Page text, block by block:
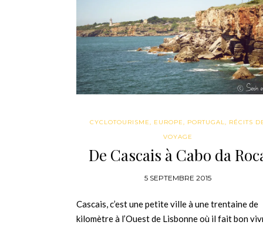
CYCLOTOURISME, EUROPE, PORTUGAL, RÉCITS
VOYAGE
De Cascais à Cabo da
5 SEPTEMBRE 2015
Cascais, c’est une petite ville à une trentaine de
kilomètre à l’Ouest de Lisbonne où il fait bon